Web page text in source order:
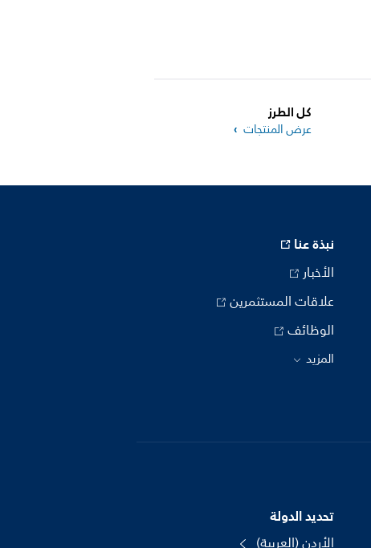
كل الطرز
عرض المنتجات
نبذة عنا
الأخبار
علاقات المستثمرين
الوظائف
المزيد
تحديد الدولة
الأردن (العربية)